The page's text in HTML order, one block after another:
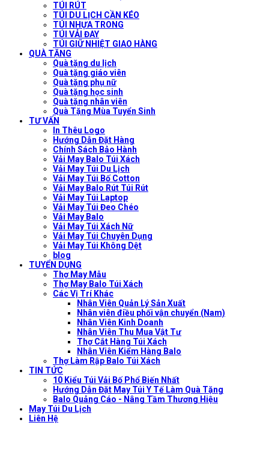
TÚI RÚT
TÚI DU LỊCH CẦN KÉO
TÚI NHỰA TRONG
TÚI VẢI ĐAY
TÚI GIỮ NHIỆT GIAO HÀNG
QUÀ TẶNG
Quà tặng du lịch
Quà tặng giáo viên
Quà tặng phụ nữ
Quà tặng học sinh
Quà tặng nhân viên
Quà Tặng Mùa Tuyển Sinh
TƯ VẤN
In Thêu Logo
Hướng Dẫn Đặt Hàng
Chính Sách Bảo Hành
Vải May Balo Túi Xách
Vải May Túi Du Lịch
Vải May Túi Bố Cotton
Vải May Balo Rút Túi Rút
Vải May Túi Laptop
Vải May Túi Đeo Chéo
Vải May Balo
Vải May Túi Xách Nữ
Vải May Túi Chuyên Dụng
Vải May Túi Không Dệt
blog
TUYỂN DỤNG
Thợ May Mẫu
Thợ May Balo Túi Xách
Các Vị Trí Khác
Nhân Viên Quản Lý Sản Xuất
Nhân viên điều phối vận chuyển (Nam)
Nhân Viên Kinh Doanh
Nhân Viên Thu Mua Vật Tư
Thợ Cắt Hàng Túi Xách
Nhân Viên Kiểm Hàng Balo
Thợ Làm Rập Balo Túi Xách
TIN TỨC
10 Kiểu Túi Vải Bố Phổ Biến Nhất
Hướng Dẫn Đặt May Túi Y Tế Làm Quà Tặng
Balo Quảng Cáo - Nâng Tầm Thương Hiệu
May Túi Du Lịch
Liên Hệ